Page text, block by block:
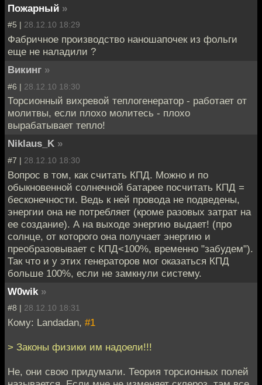
Пожарный »
#5 | 28.12.10 18:29
Фабричное производство наношапочек из фольги
еще не наладили ?
Викинг »
#6 | 28.12.10 18:30
Торсионный вихревой теплогенератор - работает от
молитвы, если плохо молитесь - плохо
вырабатывает тепло!
Niklaus_K »
#7 | 28.12.10 18:30
Вопрос в том, как считать КПД. Можно и по
обыкновенной солнечной батарее посчитать КПД =
бесконечности. Ведь к ней провода не подведены,
энергии она не потребляет (кроме разовых затрат на
ее создание). А на выходе энергию выдает! (про
солнце, от которого она получает энергию и
преобразовывает с КПД<100%, временно "забудем").
Так что и у этих генераторов мог оказаться КПД
больше 100%, если не замкнули систему.
W0wik »
#8 | 28.12.10 18:31
Кому: Landadan, #1
> Законы физики им надоели!!!
Не, они свою придумали. Теория торсионных полей